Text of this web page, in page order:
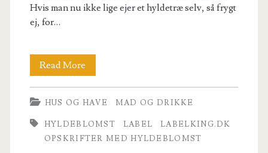
Hvis man nu ikke lige ejer et hyldetræ selv, så frygt
ej, for…
Read More
fantastiske
opskrifter
med
HUS OG HAVE MAD OG DRIKKE
HYLDEBLOMST LABEL
LABELKING.DK
OPSKRIFTER MED HYLDEBLOMST